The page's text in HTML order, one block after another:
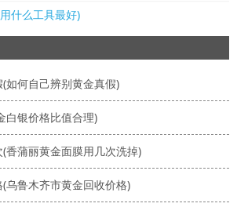
什么工具最好)
如何自己辨别黄金真假)
白银价格比值合理)
香蒲丽黄金面膜用几次洗掉)
乌鲁木齐市黄金回收价格)